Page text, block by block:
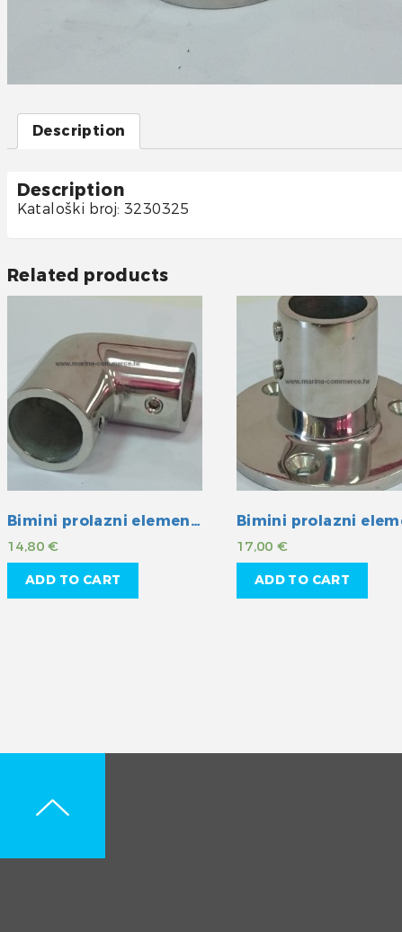
Description
Description
Kataloški broj: 3230325
Related products
Bimini prolazni element INOX 25 mm
14,80€
ADD TO CART
17,00€
ADD TO CART